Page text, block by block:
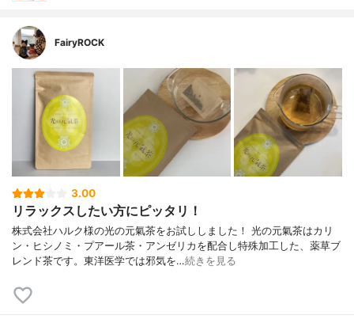
FairyROCK
3.00
リラックスしたい方にピッタリ！
株式会社ハルク様の光の元氣茶をお試ししました！ 光の元氣茶はカリ
ン・ヒシノミ・プアール茶・アンゼリカを配合し特殊加工した、薬草ブ
レンド茶です。東洋医学では邪気を…続きを見る